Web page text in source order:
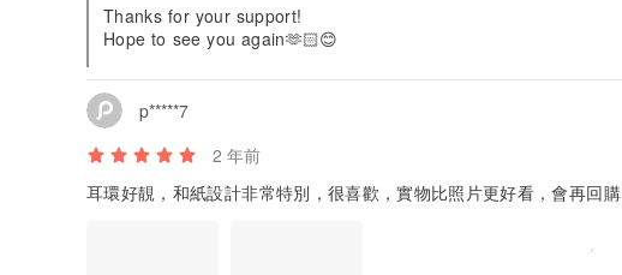
Thanks for your support!
Hope to see you again🫶🏻😊
p*****7
2 年前
耳環好靚，和紙設計非常特別，很喜歡，實物比照片更好看，會再回購